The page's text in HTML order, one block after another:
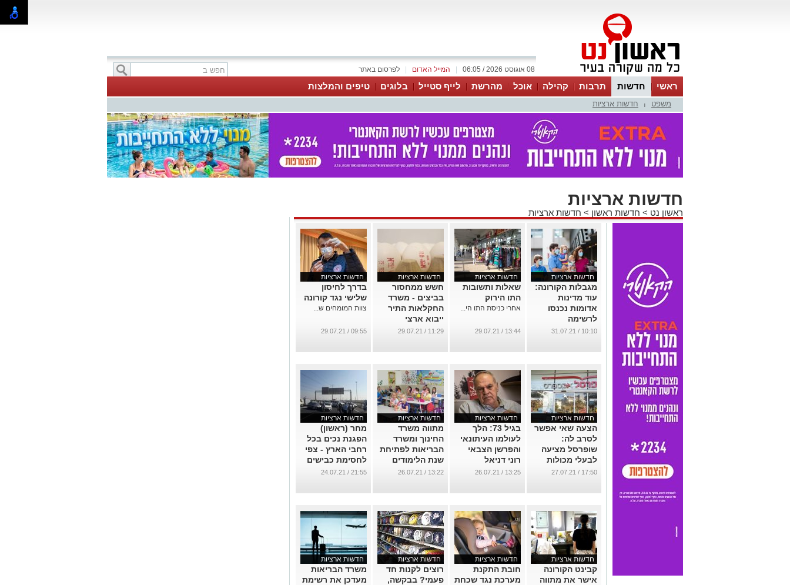
לפרסום באתר המייל האדום 08 אוגוסט 2026 / 06:05
ראשי חדשות תרבות קהילה אוכל מהרשת לייף סטייל בלוגים טיפים והמלצות
משפט חדשות ארציות
חדשות ארציות
ראשון נט > חדשות ראשון > חדשות ארציות
חדשות ארציות
מגבלות הקורונה:
עוד מדינות
אדומות נכנסו
לרשימה
...
10:10 / 31.07.21
חדשות ארציות
שאלות ותשובות
התו הירוק
אחרי כניסת התו הי...
13:44 / 29.07.21
חדשות ארציות
חשש ממחסור
בביצים - משרד
החקלאות התיר
ייבוא ארצי
...
11:29 / 29.07.21
חדשות ארציות
בדרך לחיסון
שלישי נגד קורונה
צוות המומחים ש...
09:55 / 29.07.21
חדשות ארציות
הצעה שאי אפשר
לסרב לה:
שופרסל מציעה
לבעלי מכולות
שכונתיות אקזיט
...
17:50 / 27.07.21
חדשות ארציות
בגיל 73: הלך
לעולמו העיתונאי
והפרשן הצבאי
רוני דניאל
...
13:25 / 26.07.21
חדשות ארציות
מתווה משרד
החינוך ומשרד
הבריאות לפתיחת
שנת הלימודים
...
13:22 / 26.07.21
חדשות ארציות
מחר (ראשון)
הפגנת נכים בכל
רחבי הארץ - צפי
לחסימת כבישים
...
21:55 / 24.07.21
חדשות ארציות
קבינט הקורונה
אישר את מתווה
חדשות ארציות
חובת התקנת
מערכת נגד שכחת
חדשות ארציות
רוצים לקנות חד
פעמי? בבקשה,
חדשות ארציות
משרד הבריאות
מעדכן את רשימת